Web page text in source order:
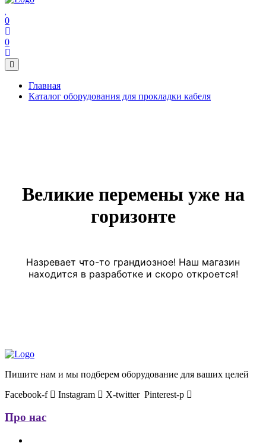
0
0
Главная
Каталог оборудования для прокладки кабеля
Великие перемены уже на
горизонте
Назревает что-то грандиозное! Наш магазин
находится в разработке и скоро откроется!
Пишите нам и мы подберем оборудование для ваших целей
Facebook-f
Instagram X-twitter Pinterest-p
Про нас